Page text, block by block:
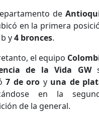
de
en la primera
y4 bronces.
el equipo
de la Vida GW
7 de oro y una de
en la
de la general.